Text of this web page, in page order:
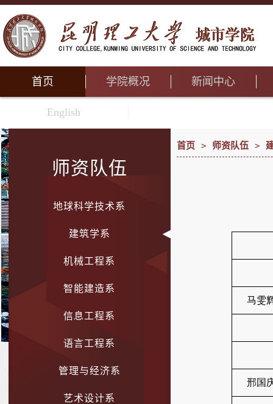
首页 学院概况 新闻中心
English
师资队伍
地球科学技术系
建筑学系
机械工程系
智能建造系
信息工程系
语言工程系
管理与经济系
艺术设计系
首页 > 师资队伍 >
马雯
邢国